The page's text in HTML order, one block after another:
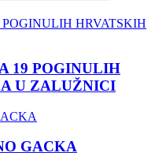
19 POGINULIH
U ZALUŽNICI
GACKA